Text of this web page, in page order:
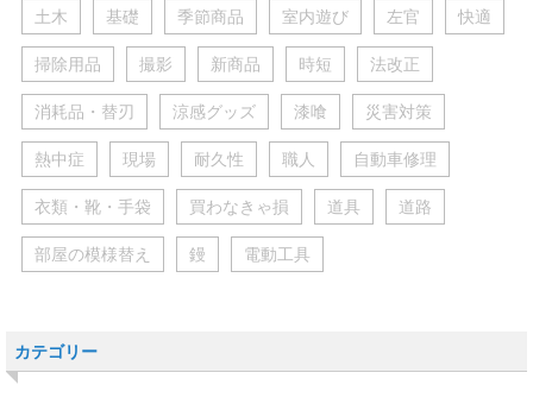
土木 基礎 季節商品 室内遊び 左官 快適
掃除用品 撮影 新商品 時短 法改正
消耗品・替刃 涼感グッズ 漆喰 災害対策
熱中症 現場 耐久性 職人 自動車修理
衣類・靴・手袋 買わなきゃ損 道具 道路
部屋の模様替え 鏝 電動工具
カテゴリー